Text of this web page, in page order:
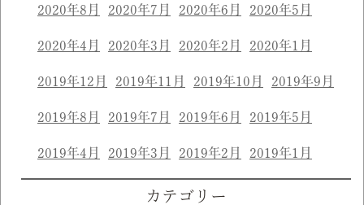
2020年8月 2020年7月 2020年6月 2020年5月
2020年4月 2020年3月 2020年2月 2020年1月
2019年12月 2019年11月 2019年10月 2019年9月
2019年8月 2019年7月 2019年6月 2019年5月
2019年4月 2019年3月 2019年2月 2019年1月
カテゴリー